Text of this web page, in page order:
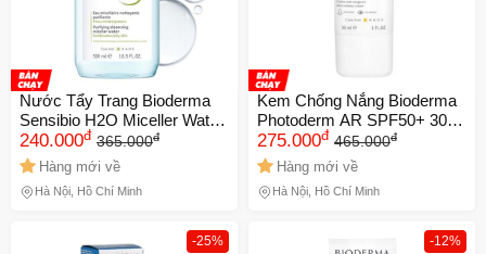
Nước Tẩy Trang Bioderma
Sensibio H2O Miceller Water
500ml Date xa NK
240.000đ 365.000đ
Hàng mới về
Hà Nội, Hồ Chí Minh
Kem Chống Nắng Bioderma
Photoderm AR SPF50+ 30ml
Date xa NK
275.000đ 465.000đ
Hàng mới về
Hà Nội, Hồ Chí Minh
-25% -12%